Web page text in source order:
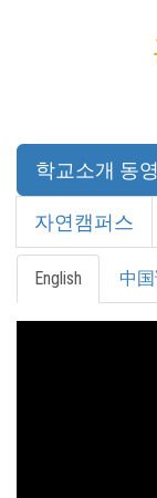
학교소개 동
자연캠퍼스
English 中